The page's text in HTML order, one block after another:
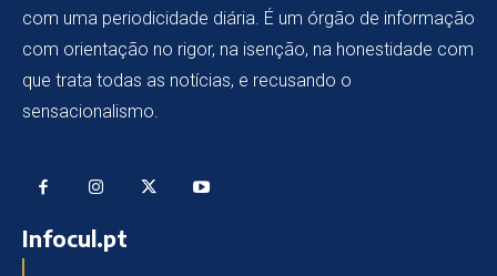
com uma periodicidade diária. É um órgão de informação
com orientação no rigor, na isenção, na honestidade com
que trata todas as notícias, e recusando o
sensacionalismo.
Infocul.pt